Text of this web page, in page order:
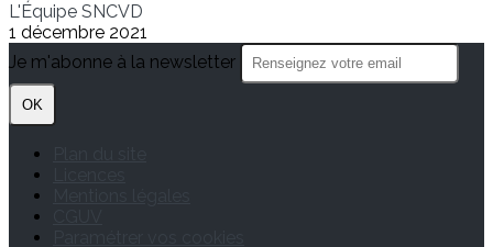
L'Équipe SNCVD
1 décembre 2021
Je m'abonne à la newsletter
OK